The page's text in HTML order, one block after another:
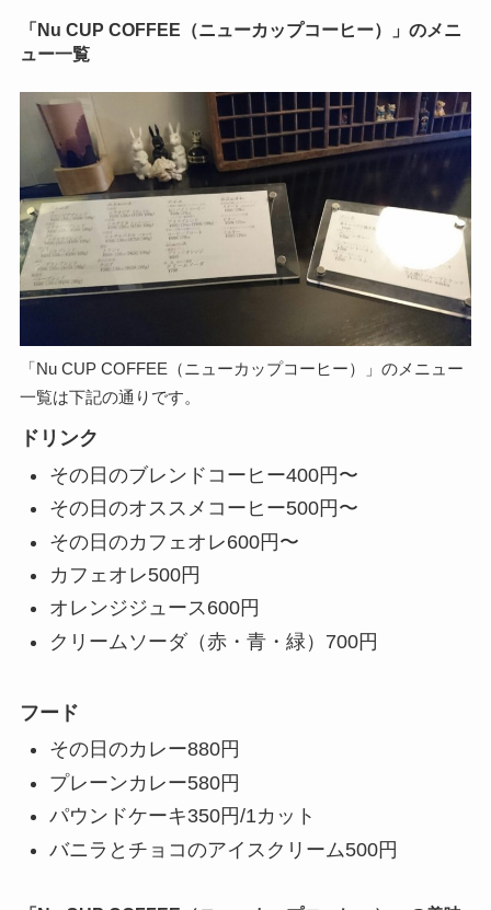
「Nu CUP COFFEE（ニューカップコーヒー）」のメニ
ュー一覧
「Nu CUP COFFEE（ニューカップコーヒー）」のメニュー
一覧は下記の通りです。
ドリンク
その日のブレンドコーヒー400円〜
その日のオススメコーヒー500円〜
その日のカフェオレ600円〜
カフェオレ500円
オレンジジュース600円
クリームソーダ（赤・青・緑） 700円
フード
その日のカレー880円
プレーンカレー580円
パウンドケーキ350円/1カット
バニラとチョコのアイスクリーム500円